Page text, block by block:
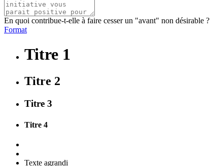
En quoi contribue-t-elle à faire cesser un "avant" non désirable ?
Format
Titre 1
Titre 2
Titre 3
Titre 4
Texte agrandi